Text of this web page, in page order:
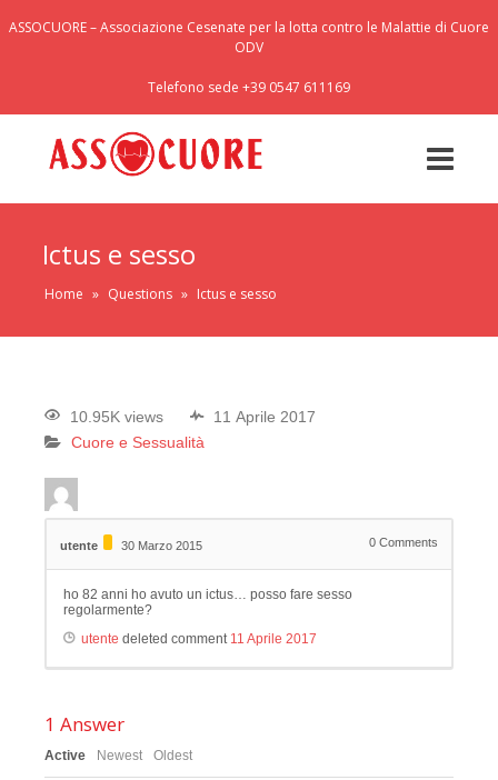
ASSOCUORE – Associazione Cesenate per la lotta contro le Malattie di Cuore
ODV
Telefono sede +39 0547 611169
Ictus e sesso
Home » Questions » Ictus e sesso
10.95K views
11 Aprile 2017
Cuore e Sessualità
utente 30 Marzo 2015 0 Comments
ho 82 anni ho avuto un ictus… posso fare sesso
regolarmente?
utente deleted comment 11 Aprile 2017
1 Answer
Active Newest Oldest